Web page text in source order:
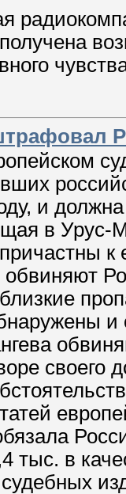
и
в Урус-
к
и
своего
тыс. в